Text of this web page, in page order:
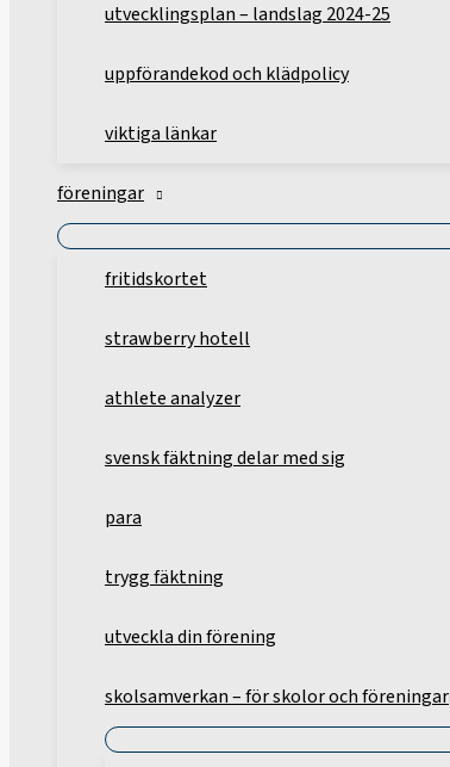
utvecklingsplan – landslag 2024-25
uppförandekod och klädpolicy
viktiga länkar
föreningar
fritidskortet
strawberry hotell
athlete analyzer
svensk fäktning delar med sig
para
trygg fäktning
utveckla din förening
skolsamverkan – för skolor och föreningar